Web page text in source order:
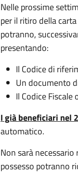
Nelle prossime
per il ritiro della
potranno,
presentando:
Il Codice di
Un documento
Il Codice Fiscale
I già beneficiari nel
automatico.
Non sarà
possesso potranno